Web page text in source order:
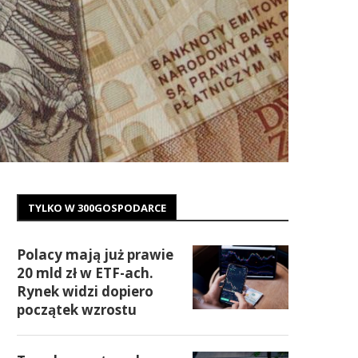
TYLKO W 300GOSPODARCE
Polacy mają już prawie
20 mld zł w ETF-ach.
Rynek widzi dopiero
początek wzrostu